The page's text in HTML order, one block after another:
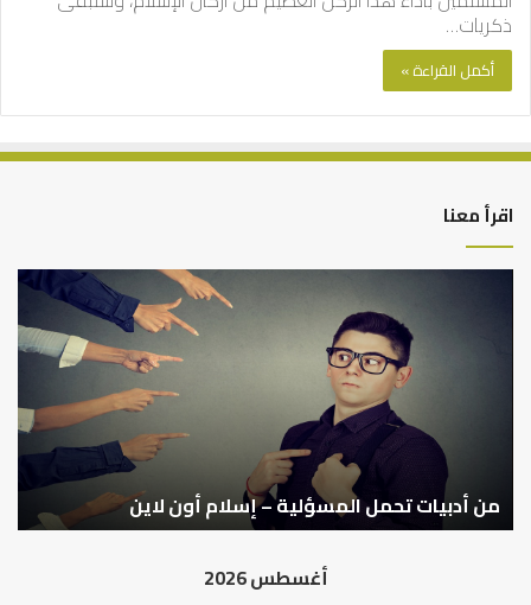
ذكريات…
أكمل القراءة »
اقرأ معنا
من
من أدبيات تحمل المسؤلية – إسلام أون لاين
أغسطس 2026